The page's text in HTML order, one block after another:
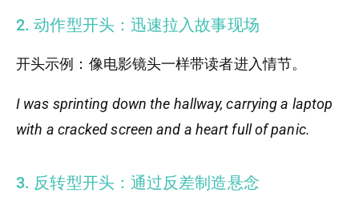
2. 动作型开头：迅速拉入故事现场
开头示例：像电影镜头一样带读者进入情节。
I was sprinting down the hallway, carrying a laptop
with a cracked screen and a heart full of panic.
3. 反转型开头：通过反差制造悬念